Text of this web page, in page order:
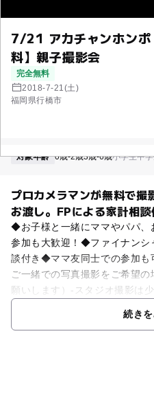
7/21 アカチャンホンポ
料】親子撮影会
完全無料
2018-7-21(土)
福岡県行橋市
対象年齢 0歳-2歳3歳-6歳小学生中
プロカメラマンが無料で撮
お渡し。FPによる家計相談
◆お子様と一緒にママやパパ、
参加も大歓迎！◆ファイナンシ
談付き◆ママ友同士での参加も
ご一緒での写真撮影をご希望
願いします）-スタジオ撮影は
続き